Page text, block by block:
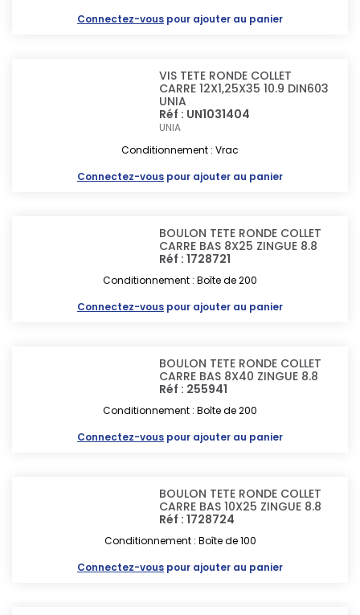
Connectez-vous pour ajouter au panier
VIS TETE RONDE COLLET
CARRE 12X1,25X35 10.9 DIN603
UNIA
Réf : UN1031404
UNIA
Conditionnement : Vrac
Connectez-vous pour ajouter au panier
BOULON TETE RONDE COLLET
CARRE BAS 8X25 ZINGUE 8.8
Réf : 1728721
Conditionnement : Boîte de 200
Connectez-vous pour ajouter au panier
BOULON TETE RONDE COLLET
CARRE BAS 8X40 ZINGUE 8.8
Réf : 255941
Conditionnement : Boîte de 200
Connectez-vous pour ajouter au panier
BOULON TETE RONDE COLLET
CARRE BAS 10X25 ZINGUE 8.8
Réf : 1728724
Conditionnement : Boîte de 100
Connectez-vous pour ajouter au panier